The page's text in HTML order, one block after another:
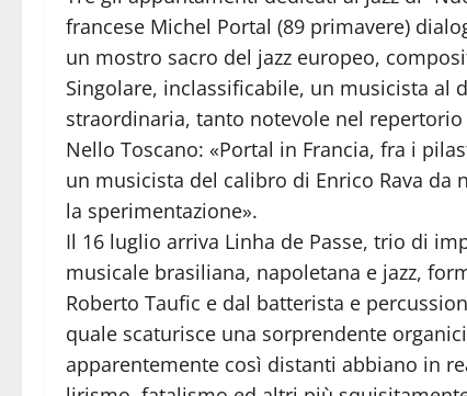
francese Michel Portal (89 primavere)
un mostro sacro del jazz europeo,
Singolare, inclassificabile, un musicista al
straordinaria, tanto notevole nel
Nello Toscano: «Portal in Francia, fra i
un musicista del calibro di Enrico Rava da
la sperimentazione».
Il 16 luglio arriva Linha de Passe, trio di
musicale brasiliana, napoletana e jazz,
Roberto Taufic e dal batterista e
quale scaturisce una sorprendente
apparentemente così distanti abbiano in